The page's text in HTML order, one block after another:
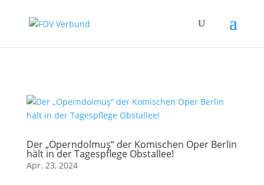
Der „Operndolmuş“ der Komischen Oper Berlin
hält in der Tagespflege Obstallee!
Apr. 23, 2024